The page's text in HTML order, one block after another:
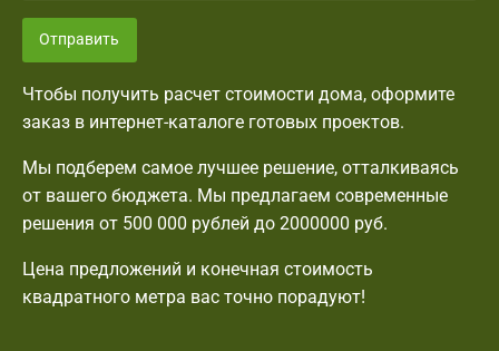
Отправить
Чтобы получить расчет стоимости дома, оформите
заказ в интернет-каталоге готовых проектов.
Мы подберем самое лучшее решение, отталкиваясь
от вашего бюджета. Мы предлагаем современные
решения от 500 000 рублей до 2000000 руб.
Цена предложений и конечная стоимость
квадратного метра вас точно порадуют!